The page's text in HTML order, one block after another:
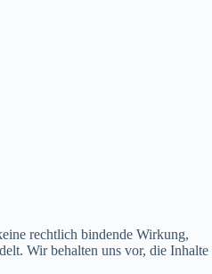
rechtlich bindende Wirkung,
Wir behalten uns vor, die Inhalte